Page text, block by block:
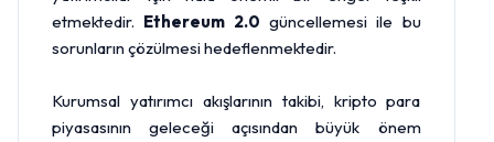
etmektedir. Ethereum 2.0 güncellemesi ile bu
sorunların çözülmesi hedeflenmektedir.
Kurumsal yatırımcı akışlarının takibi, kripto para
piyasasının geleceği açısından büyük önem